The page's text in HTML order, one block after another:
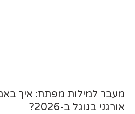
מעבר למילות מפתח: איך
אורגני בגוגל ב-2026?